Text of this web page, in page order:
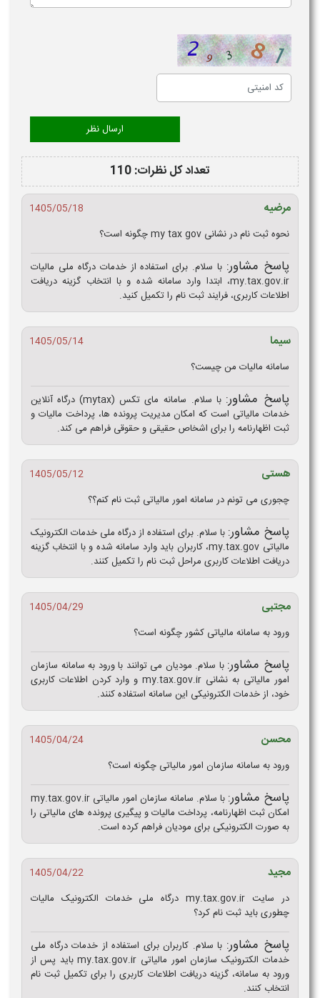
تعداد کل نظرات: 110
مرضیه
1405/05/18
نحوه ثبت نام در نشانی my tax gov چگونه است؟
پاسخ مشاور: با سلام. برای استفاده از خدمات درگاه ملی مالیات
my.tax.gov.ir، ابتدا وارد سامانه شده و با انتخاب گزینه دریافت
اطلاعات کاربری، فرایند ثبت‌ نام را تکمیل کنید.
سیما
1405/05/14
سامانه مالیات من چیست؟
پاسخ مشاور:
با سلام. سامانه مای‌ تکس (mytax) درگاه آنلاین
خدمات مالیاتی است که امکان مدیریت پرونده‌ ها، پرداخت مالیات و
ثبت اظهارنامه را برای اشخاص حقیقی و حقوقی فراهم می‌ کند.
هستی
1405/05/12
چجوری می تونم در سامانه امور مالیاتی ثبت نام کنم؟؟
پاسخ مشاور: با سلام. برای استفاده از درگاه ملی خدمات الکترونیک
مالیاتی my.tax.gov، کاربران باید وارد سامانه شده و با انتخاب گزینه
دریافت اطلاعات کاربری مراحل ثبت‌ نام را تکمیل کنند.
مجتبی
1405/04/29
ورود به سامانه مالیاتی کشور چگونه است؟
پاسخ مشاور: با سلام. مودیان می‌ توانند با ورود به سامانه سازمان
امور مالیاتی به نشانی my.tax.gov.ir و وارد کردن اطلاعات کاربری
خود، از خدمات الکترونیکی این سامانه استفاده کنند.
محسن
1405/04/24
ورود به سامانه سازمان امور مالیاتی چگونه است؟
پاسخ مشاور:
با سلام. سامانه سازمان امور مالیاتی my.tax.gov.ir
امکان ثبت اظهارنامه، پرداخت مالیات و پیگیری پرونده‌ های مالیاتی را
به‌ صورت الکترونیکی برای مودیان فراهم کرده است.
مجید
1405/04/22
در سایت my.tax.gov.ir درگاه ملی خدمات الکترونیک مالیات
چطوری باید ثبت نام کرد؟
پاسخ مشاور: با سلام. کاربران برای استفاده از خدمات درگاه ملی
خدمات الکترونیک سازمان امور مالیاتی my.tax.gov.ir باید پس از
ورود به سامانه، گزینه دریافت اطلاعات کاربری را برای تکمیل ثبت‌ نام
انتخاب کنند.